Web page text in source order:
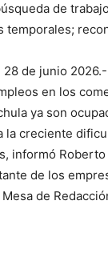
de
temporales;
28 de junio
en los
ya son
la creciente
informó
de los
de